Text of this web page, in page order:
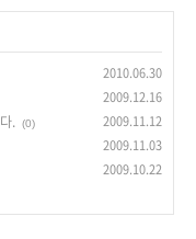
2010.06.30
2009.12.16
. (0) 2009.11.12
2009.11.03
2009.10.22